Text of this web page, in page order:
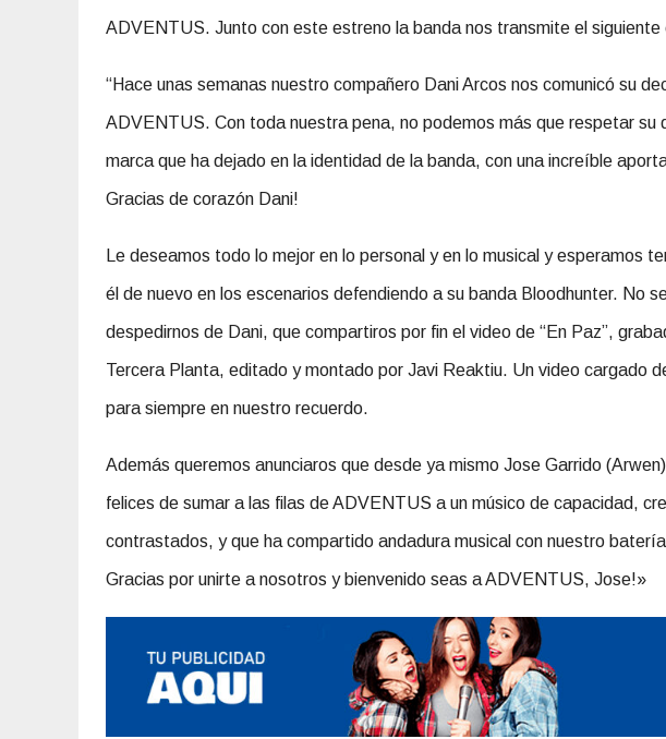
ADVENTUS. Junto con este estreno la banda nos transmite el siguiente
“Hace unas semanas nuestro compañero Dani Arcos nos comunicó su
ADVENTUS. Con toda nuestra pena, no podemos más que respetar su
marca que ha dejado en la identidad de la banda, con una increíble
Gracias de corazón Dani!
Le deseamos todo lo mejor en lo personal y en lo musical y esperamos
él de nuevo en los escenarios defendiendo a su banda Bloodhunter. No
despedirnos de Dani, que compartiros por fin el video de “En Paz”,
Tercera Planta, editado y montado por Javi Reaktiu. Un video cargado
para siempre en nuestro recuerdo.
Además queremos anunciaros que desde ya mismo Jose Garrido
felices de sumar a las filas de ADVENTUS a un músico de capacidad,
contrastados, y que ha compartido andadura musical con nuestro
Gracias por unirte a nosotros y bienvenido seas a ADVENTUS, Jose!»